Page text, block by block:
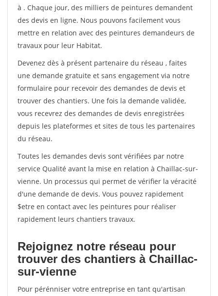
à . Chaque jour, des milliers de peintures demandent
des devis en ligne. Nous pouvons facilement vous
mettre en relation avec des peintures demandeurs de
travaux pour leur Habitat.
Devenez dès à présent partenaire du réseau , faites
une demande gratuite et sans engagement via notre
formulaire pour recevoir des demandes de devis et
trouver des chantiers. Une fois la demande validée,
vous recevrez des demandes de devis enregistrées
depuis les plateformes et sites de tous les partenaires
du réseau.
Toutes les demandes devis sont vérifiées par notre
service Qualité avant la mise en relation à Chaillac-sur-
vienne. Un processus qui permet de vérifier la véracité
d'une demande de devis. Vous pouvez rapidement
$etre en contact avec les peintures pour réaliser
rapidement leurs chantiers travaux.
Rejoignez notre réseau pour
trouver des chantiers à Chaillac-
sur-vienne
Pour pérénniser votre entreprise en tant qu'artisan